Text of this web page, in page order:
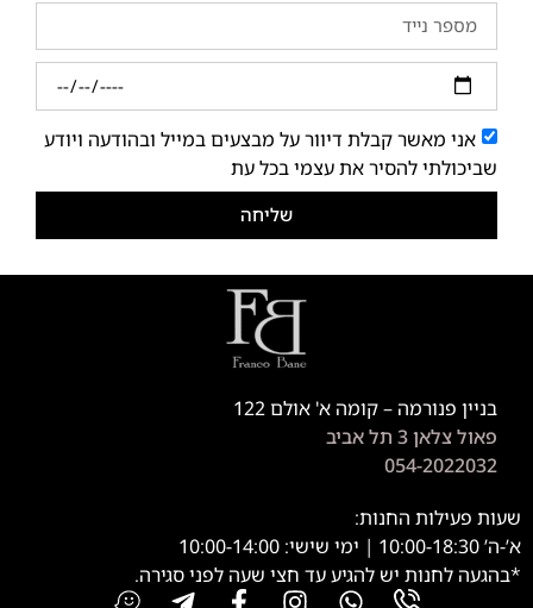
אני מאשר קבלת דיוור על מבצעים במייל ובהודעה ויודע
שביכולתי להסיר את עצמי בכל עת
שליחה
בניין פנורמה – קומה א' אולם 122
פאול צלאן 3 תל אביב
054-2022032
שעות פעילות החנות:
א’-ה’ 10:00-18:30 | ימי שישי: 10:00-14:00
*בהגעה לחנות יש להגיע עד חצי שעה לפני סגירה.